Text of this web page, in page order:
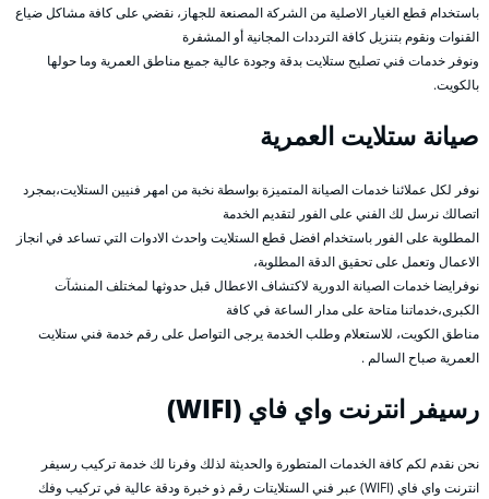
باستخدام قطع الغيار الاصلية من الشركة المصنعة للجهاز، نقضي على كافة مشاكل ضياع
القنوات ونقوم بتنزيل كافة الترددات المجانية أو المشفرة
ونوفر خدمات فني تصليح ستلايت بدقة وجودة عالية جميع مناطق العمرية وما حولها
بالكويت.
صيانة ستلايت العمرية
نوفر لكل عملائنا خدمات الصيانة المتميزة بواسطة نخبة من امهر فنيين الستلايت،بمجرد
اتصالك نرسل لك الفني على الفور لتقديم الخدمة
المطلوبة على الفور باستخدام افضل قطع الستلايت واحدث الادوات التي تساعد في انجاز
الاعمال وتعمل على تحقيق الدقة المطلوبة،
نوفرايضا خدمات الصيانة الدورية لاكتشاف الاعطال قبل حدوثها لمختلف المنشآت
الكبرى،خدماتنا متاحة على مدار الساعة في كافة
مناطق الكويت، للاستعلام وطلب الخدمة يرجى التواصل على رقم خدمة فني ستلايت
العمرية صباح السالم .
رسيفر انترنت واي فاي (WIFI)
نحن نقدم لكم كافة الخدمات المتطورة والحديثة لذلك وفرنا لك خدمة تركيب رسيفر
انترنت واي فاي (WIFI) عبر فني الستلايتات رقم ذو خبرة ودقة عالية في تركيب وفك